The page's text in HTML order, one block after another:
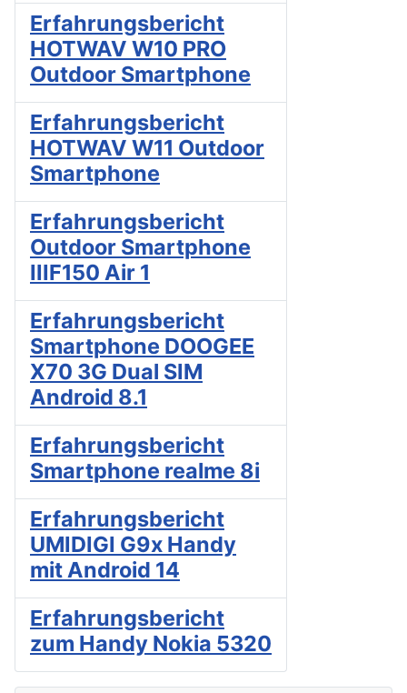
Erfahrungsbericht
HOTWAV W10 PRO
Outdoor Smartphone
Erfahrungsbericht
HOTWAV W11 Outdoor
Smartphone
Erfahrungsbericht
Outdoor Smartphone
IIIF150 Air 1
Erfahrungsbericht
Smartphone DOOGEE
X70 3G Dual SIM
Android 8.1
Erfahrungsbericht
Smartphone realme 8i
Erfahrungsbericht
UMIDIGI G9x Handy
mit Android 14
Erfahrungsbericht
zum Handy Nokia 5320